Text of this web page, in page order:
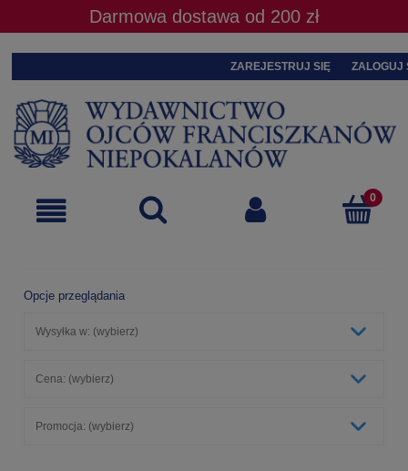
Darmowa dostawa od 200 zł
ZAREJESTRUJ SIĘ ZALOGUJ
Opcje przeglądania
Wysyłka w: (wybierz)
Cena: (wybierz)
Promocja: (wybierz)